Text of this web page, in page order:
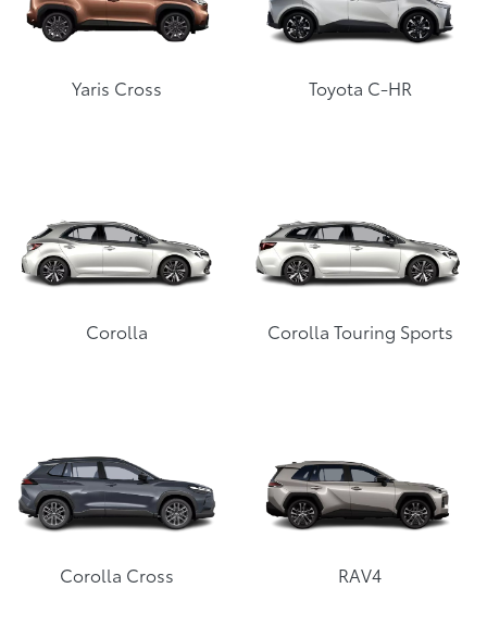
Yaris Cross Toyota C-HR
Corolla Corolla Touring Sports
Corolla Cross RAV4